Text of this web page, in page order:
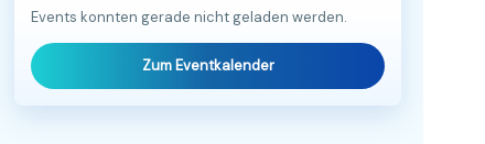
Events konnten gerade nicht geladen werden.
Zum Eventkalender